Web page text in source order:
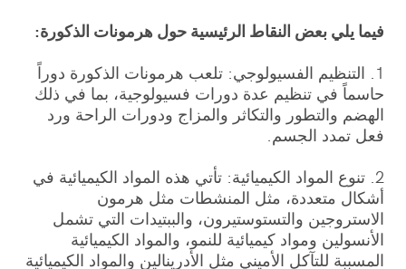
فيما يلي بعض النقاط الرئيسية حول هرمونات الذكورة:
1. التنظيم الفسيولوجي: تلعب هرمونات الذكورة دوراً
حاسماً في تنظيم عدة دورات فسيولوجية، بما في ذلك
الهضم والتطور والتكاثر والمزاج ودورات الراحة ورد
فعل تمدد الجسم.
2. تنوع المواد الكيميائية: تأتي هذه المواد الكيميائية في
أشكال متعددة، مثل المنشطات مثل هرمون
الاستروجين والتستوستيرون، والببتيدات التي تشمل
الأنسولين ومواد كيميائية للنمو، والمواد الكيميائية
المسببة للتآكل الأميني مثل الأدرينالين والمواد الكيميائية